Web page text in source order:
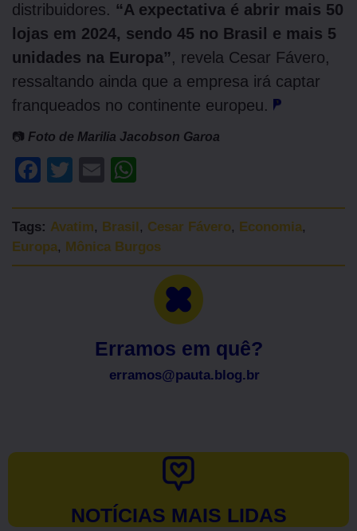
distribuidores. “A expectativa é abrir mais 50
lojas em 2024, sendo 45 no Brasil e mais 5
unidades na Europa”, revela Cesar Fávero,
ressaltando ainda que a empresa irá captar
franqueados no continente europeu.
📷 Foto de Marilia Jacobson Garoa
Facebook
Twitter
Email
Tags: Avatim, Brasil , Cesar Fávero, Economia,
Europa, Mônica Burgos
Erramos em quê?
erramos@pauta.blog.br
NOTÍCIAS MAIS LIDAS